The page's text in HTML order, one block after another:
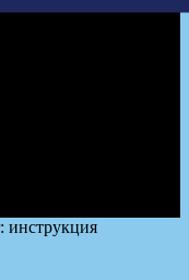
инструкция